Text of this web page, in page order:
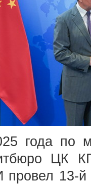
года по
ЦК
13-й